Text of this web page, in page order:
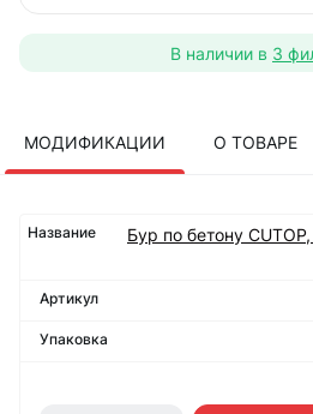
В наличии в 3
МОДИФИКАЦИИ О ТОВАРЕ
Бур по бетону